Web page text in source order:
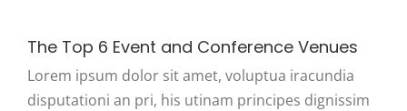
The Top 6 Event and Conference Venues
Lorem ipsum dolor sit amet, voluptua iracundia
disputationi an pri, his utinam principes dignissim